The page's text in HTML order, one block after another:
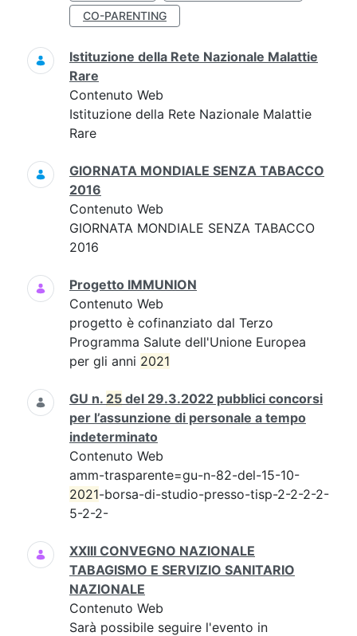
CO-PARENTING
Istituzione della Rete Nazionale Malattie
Rare
Contenuto Web
Istituzione della Rete Nazionale Malattie
Rare
GIORNATA MONDIALE SENZA TABACCO
2016
Contenuto Web
GIORNATA MONDIALE SENZA TABACCO
2016
Progetto IMMUNION
Contenuto Web
progetto è cofinanziato dal Terzo
Programma Salute dell'Unione Europea
per gli anni 2021
GU n. 25 del 29.3.2022 pubblici concorsi
per l’assunzione di personale a tempo
indeterminato
Contenuto Web
amm-trasparente=gu-n-82-del-15-10-
2021-borsa-di-studio-presso-tisp-2-2-2-2-
5-2-2-
XXIII CONVEGNO NAZIONALE
TABAGISMO E SERVIZIO SANITARIO
NAZIONALE
Contenuto Web
Sarà possibile seguire l'evento in